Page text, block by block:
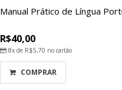
Manual Prático de Língua
R$40,00
8x de R$5,70 no cartão
COMPRAR